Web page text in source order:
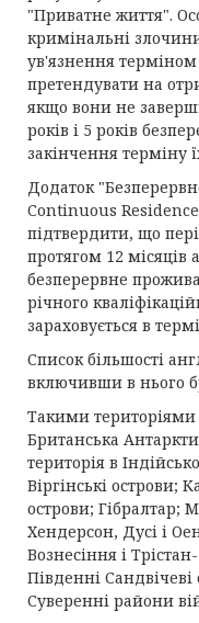
"Приватне життя".
кримінальні
ув'язнення
претендувати на
якщо вони не
років і 5 років
закінчення терміну
Додаток
Continuous
підтвердити, що
протягом 12
безперервне
річного
зараховується в
Список більшості
включивши в нього
Такими територіями
Британська
територія в
Віргінські острови;
острови; Гібралтар;
Хендерсон, Дусі і
Вознесіння і
Південні
Суверенні райони